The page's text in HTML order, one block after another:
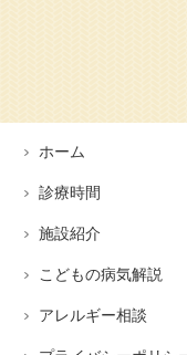
ホーム
診療時間
施設紹介
こどもの病気解説
アレルギー相談